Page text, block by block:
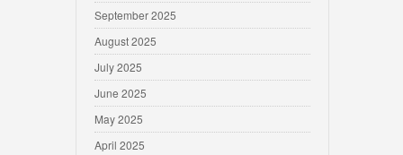
September 2025
August 2025
July 2025
June 2025
May 2025
April 2025